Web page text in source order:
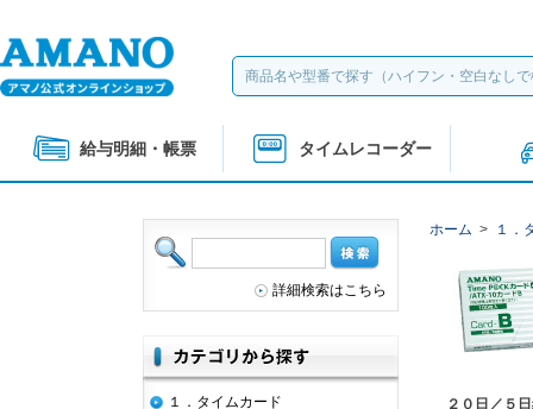
給与明細・帳票 タイムレコーダー
ホーム > １．
２０日／５
詳細検索はこちら
１．タイムカード